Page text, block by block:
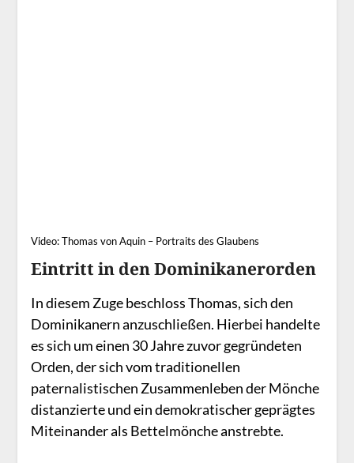
Video: Thomas von Aquin – Portraits des Glaubens
Eintritt in den Dominikanerorden
In diesem Zuge beschloss Thomas, sich den
Dominikanern anzuschließen. Hierbei handelte
es sich um einen 30 Jahre zuvor gegründeten
Orden, der sich vom traditionellen
paternalistischen Zusammenleben der Mönche
distanzierte und ein demokratischer geprägtes
Miteinander als Bettelmönche anstrebte.